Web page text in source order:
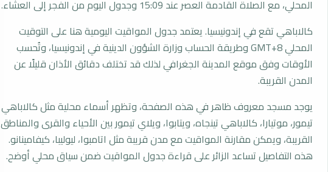
المحلي، مع الصلاة القادمة العصر عند 15:09 وجدول اليوم من الفجر إلى العشاء.
كالاباهي تقع في إندونيسيا. يعتمد جدول المواقيت اليومية هنا على التوقيت
المحلي GMT+8 وطريقة الحساب وزارة الشؤون الدينية في إندونيسيا، وتُحسب
الأوقات وفق موقع المدينة الجغرافي لذلك قد تختلف دقائق الأذان قليلًا عن
المدن القريبة.
يوجد مسجد معروف ظاهر في هذه الصفحة، وتظهر أسماء محلية مثل كالاباهي
تيمور، موتيارا، كالاباهي تينجاه، ويتابوا، ويلاي تيمور بين الأحياء والقرى والمناطق
القريبة، ويمكن مقارنة المواقيت مع مدن قريبة مثل اتامبوا، ليوليبا، كيفامينانو.
هذه التفاصيل تساعد الزائر على قراءة جدول المواقيت ضمن سياق محلي أوضح.